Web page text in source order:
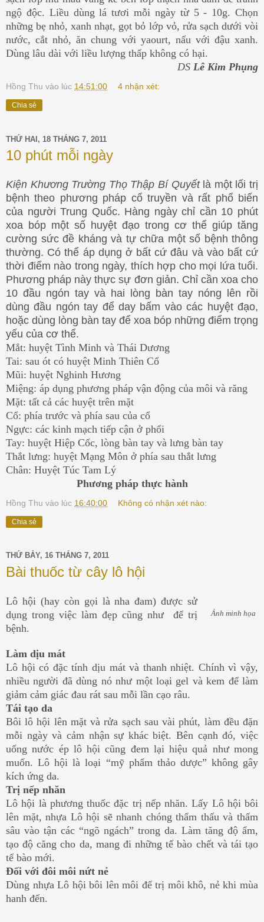
ngộ độc. Liều dùng lá tươi mỗi ngày từ 5 - 10g. Chọn
những bẹ nhỏ, xanh nhạt, gọt bỏ lớp vỏ, rửa sạch dưới vòi
nước, cắt nhỏ, ăn chung với yaourt, nấu với đậu xanh.
Dùng lâu dài với liều lượng thấp không có hại.
DS Lê Kim Phụng
Hồng Thu vào lúc 14:51:00 4 nhận xét:
Chia sẻ
THỨ HAI, 18 THÁNG 7, 2011
10 phút mỗi ngày
Kiện Khương Trường Thọ Thập Bí Quyết là một lối trị
bệnh theo phương pháp cổ truyền và rất phổ biến
của người Trung Quốc. Hàng ngày chỉ cần 10 phút
xoa bóp một số huyệt đạo trong cơ thể giúp tăng
cường sức đề kháng và tự chữa một số bệnh thông
thường. Có thể áp dụng ở bất cứ đâu và vào bất cứ
thời điểm nào trong ngày, thích hợp cho mọi lứa tuổi.
Phương pháp này thực sự đơn giản. Chỉ cần xoa cho
10 đầu ngón tay và hai lòng bàn tay nóng lên rồi
dùng đầu ngón tay để day bấm vào các huyệt đạo,
hoặc dùng lòng bàn tay để xoa bóp những điểm trọng
yếu của cơ thể.
Mắt: huyệt Tình Minh và Thái Dương
Tai: sau ót có huyệt Minh Thiên Cổ
Mũi: huyệt Nghinh Hương
Miệng: áp dụng phương pháp vận động của môi và răng
Mặt: tất cả các huyệt trên mặt
Cổ: phía trước và phía sau của cổ
Ngực: các kinh mạch tiếp cận ở phổi
Tay: huyệt Hiệp Cốc, lòng bàn tay và lưng bàn tay
Thắt lưng: huyệt Mạng Môn ở phía sau thắt lưng
Chân: Huyệt Túc Tam Lý
Phương pháp thực hành
Hồng Thu vào lúc 16:40:00 Không có nhận xét nào:
Chia sẻ
THỨ BẢY, 16 THÁNG 7, 2011
Bài thuốc từ cây lô hội
Ảnh minh họa
Lô hội (hay còn gọi là nha đam) được sử
dụng trong việc làm đẹp cũng như để trị
bệnh.
Làm dịu mát
Lô hội có đặc tính dịu mát và thanh nhiệt. Chính vì vậy,
nhiều người đã dùng nó như một loại gel và kem để làm
giảm cảm giác đau rát sau mỗi lần cạo râu.
Tái tạo da
Bôi lô hội lên mặt và rửa sạch sau vài phút, làm đều đặn
mỗi ngày và cảm nhận sự khác biệt. Bên cạnh đó, việc
uống nước ép lô hội cũng đem lại hiệu quả như mong
muốn. Lô hội là loại “mỹ phẩm thảo dược” không gây
kích ứng da.
Trị nếp nhăn
Lô hội là phương thuốc đặc trị nếp nhăn. Lấy Lô hội bôi
lên mặt, nhựa Lô hội sẽ nhanh chóng thẩm thấu và thấm
sâu vào tận các “ngõ ngách” trong da. Làm tăng độ ẩm,
tạo độ căng cho da, mang đi những tế bào chết và tái tạo
tế bào mới.
Đối với đôi môi nứt nẻ
Dùng nhựa Lô hội bôi lên môi để trị môi khô, nẻ khi mùa
hanh đến.